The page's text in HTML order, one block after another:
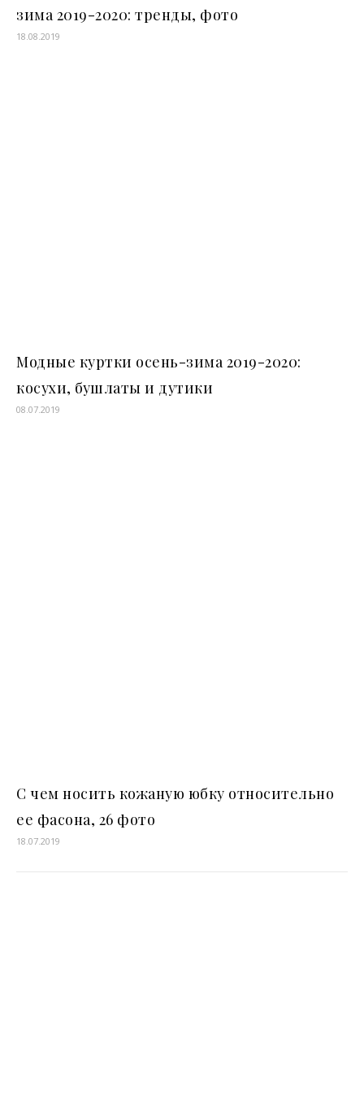
зима 2019-2020: тренды, фото
18.08.2019
Модные куртки осень-зима 2019-2020:
косухи, бушлаты и дутики
08.07.2019
С чем носить кожаную юбку относительно
ее фасона, 26 фото
18.07.2019